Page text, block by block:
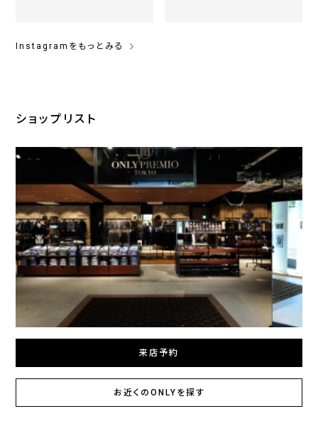
Instagramをもっとみる
ショップリスト
来店予約
お近くのONLYを探す